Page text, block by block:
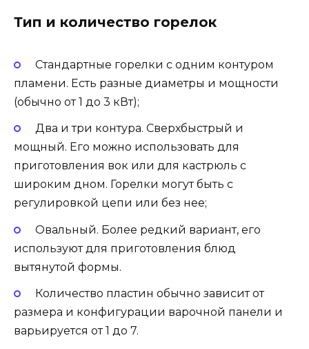
Тип и количество горелок
Стандартные горелки с одним контуром
пламени. Есть разные диаметры и мощности
(обычно от 1 до 3 кВт);
Два и три контура. Сверхбыстрый и
мощный. Его можно использовать для
приготовления вок или для кастрюль с
широким дном. Горелки могут быть с
регулировкой цепи или без нее;
Овальный. Более редкий вариант, его
используют для приготовления блюд
вытянутой формы.
Количество пластин обычно зависит от
размера и конфигурации варочной панели и
варьируется от 1 до 7.